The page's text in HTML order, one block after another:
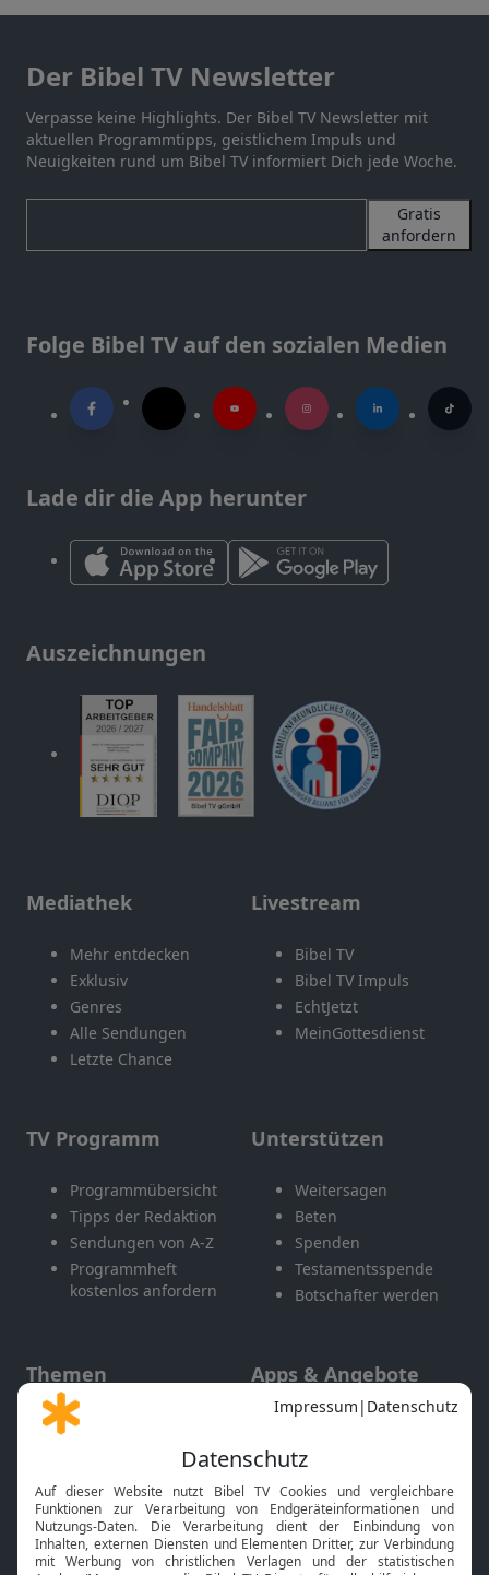
Der Bibel TV Newsletter
Verpasse keine Highlights. Der Bibel TV Newsletter mit
aktuellen Programmtipps, geistlichem Impuls und
Neuigkeiten rund um Bibel TV informiert Dich jede Woche.
Gratis
anfordern
Folge Bibel TV auf den sozialen Medien
Lade dir die App herunter
Auszeichnungen
Mediathek
Mehr entdecken
Exklusiv
Genres
Alle Sendungen
Letzte Chance
Livestream
Bibel TV
Bibel TV Impuls
EchtJetzt
MeinGottesdienst
TV Programm
Programmübersicht
Tipps der Redaktion
Sendungen von A-Z
Programmheft
kostenlos anfordern
Unterstützen
Weitersagen
Beten
Spenden
Testamentsspende
Botschafter werden
Themen
Gott und Bibel erklärt
Neuigkeiten
Apps & Angebote
Mobile App
Smart TV
HbbTV
Bibelthek Online-Bibel